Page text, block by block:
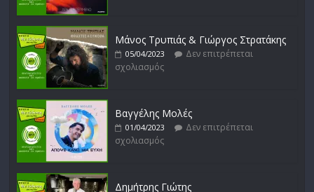
Μάνος Τρυπιάς & Γιώργος Στρατάκης
05/04/2023
Δεν επιτρέπεται
σχολιασμός
Βαγγέλης Μολές
01/04/2023
Δεν επιτρέπεται
σχολιασμός
Δημήτρης Γιώτης